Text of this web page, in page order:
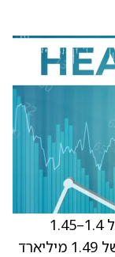
החברה צופה הכנסות שנתיות בטווח של 1.4–1.45
מיליארד דולר, לעומת קונצנזוס בשוק של 1.49 מיליארד